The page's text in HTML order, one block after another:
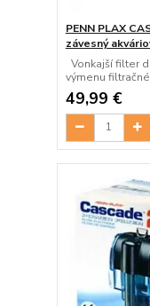
PENN PLAX
závesný
Vonkajší filter
výmenu
49,99 €